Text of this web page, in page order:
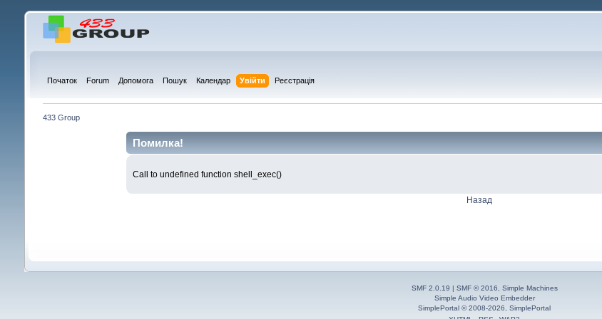
Початок Forum Допомога Пошук Календар Увійти Реєстрація
433 Group
Помилка!
Call to undefined function shell_exec()
Назад
SMF 2.0.19 SMF © 2016, Simple Machines
Simple Audio Video Embedder
SimplePortal © 2008-2026, SimplePortal